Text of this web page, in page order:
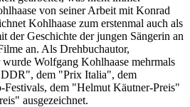
von seiner Arbeit mit Konrad
Kohlhaase zum erstenmal auch als
der Geschichte der jungen Sängerin an
an. Als Drehbuchautor,
Wolfgang Kohlhaase mehrmals
dem "Prix Italia", dem
Festivals, dem "Helmut Käutner-Preis"
ausgezeichnet.